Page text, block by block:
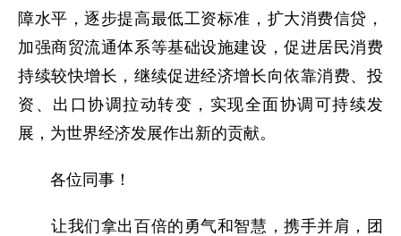
障水平，逐步提高最低工资标准，扩大消费信贷，
加强商贸流通体系等基础设施建设，促进居民消费
持续较快增长，继续促进经济增长向依靠消费、投
资、出口协调拉动转变，实现全面协调可持续发
展，为世界经济发展作出新的贡献。
各位同事！
让我们拿出百倍的勇气和智慧，携手并肩，团